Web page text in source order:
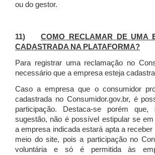
ou do gestor.
11)COMO RECLAMAR DE UMA
CADASTRADA NA PLATAFORMA?
Para registrar uma reclamação no
necessário que a empresa esteja
Caso a empresa que o consumidor
cadastrada no Consumidor.gov.br, é
participação. Destaca-se porém
sugestão, não é possível estipular se
a empresa indicada estará apta a
meio do site, pois a participação no
voluntária e só é permitida às